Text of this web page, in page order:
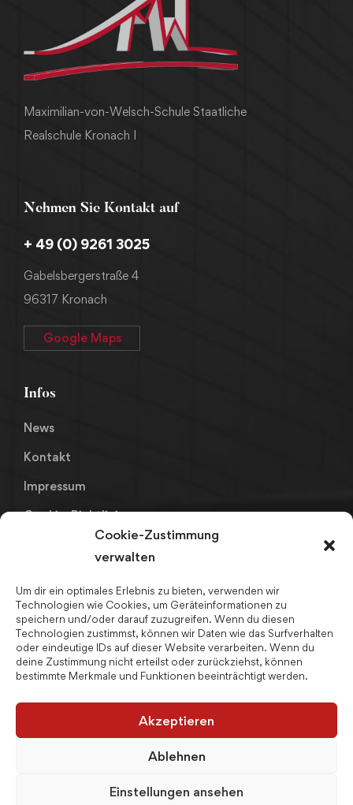
Cookie-Zustimmung
verwalten
Um dir ein optimales Erlebnis zu bieten, verwenden wir
Technologien wie Cookies, um Geräteinformationen zu
speichern und/oder darauf zuzugreifen. Wenn du diesen
Technologien zustimmst, können wir Daten wie das Surfverhalten
oder eindeutige IDs auf dieser Website verarbeiten. Wenn du
deine Zustimmung nicht erteilst oder zurückziehst, können
bestimmte Merkmale und Funktionen beeinträchtigt werden.
Akzeptieren
Ablehnen
Einstellungen ansehen
Maximilian-von-Welsch-Schule Staatliche
Realschule Kronach I
Nehmen Sie Kontakt auf
+ 49 (0) 9261 3025
Gabelsbergerstraße 4
96317 Kronach
Google Maps
Infos
News
Kontakt
Impressum
Cookie-Richtlinie
Links
Fahrpläne LK Kronach
Bay. Realschulnetz
© 2026 sopart multimedia